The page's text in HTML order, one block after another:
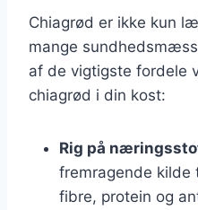
Chiagrød er ikke kun
mange
af de vigtigste fordele
chiagrød i din kost:
Rig på
fremragende kilde
fibre, protein og